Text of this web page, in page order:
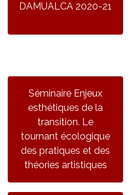
DAMUALCA 2020-21
Séminaire Enjeux
esthétiques de la
transition. Le
tournant écologique
des pratiques et des
théories artistiques